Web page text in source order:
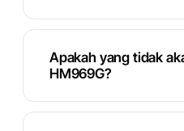
Apakah yang tidak
HM969G?